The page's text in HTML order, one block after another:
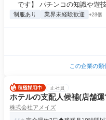
です】 パチンコの知識や遊技
制服あり 業界未経験歓迎 +28個
この企業の類
正社員
ホテルの支配人候補(店舗
株式会社アメイズ